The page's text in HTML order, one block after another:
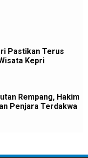
Pastikan Terus
Kepri
Rempang, Hakim
Penjara Terdakwa